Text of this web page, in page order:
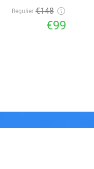
Regulier €148
€99